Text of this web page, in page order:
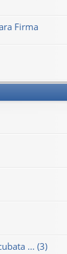
Firma
... (3)